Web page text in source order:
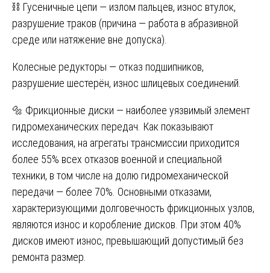
⛓️ Гусеничные цепи — излом пальцев, износ втулок,
разрушение траков (причина — работа в абразивной
среде или натяжение вне допуска).
Колесные редукторы — отказ подшипников,
разрушение шестерён, износ шлицевых соединений.
🔩 Фрикционные диски — наиболее уязвимый элемент
гидромеханических передач. Как показывают
исследования, на агрегаты трансмиссии приходится
более 55% всех отказов военной и специальной
техники, в том числе на долю гидромеханической
передачи — более 70%. Основными отказами,
характеризующими долговечность фрикционных узлов,
являются износ и коробление дисков. При этом 40%
дисков имеют износ, превышающий допустимый без
ремонта размер.